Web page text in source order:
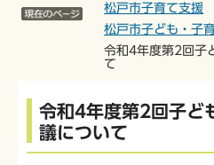
松戸市子育て支援
松戸市子ども・子
令和4年度第2回子
て
本
こ
令和4年度第2回子ど
議について